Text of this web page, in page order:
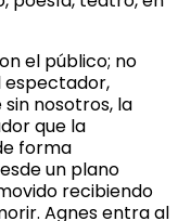
el público; no
espectador,
nosotros, la
que la
forma
un plano
recibiendo
Agnes entra al